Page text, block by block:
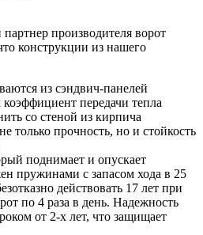
производителя ворот
конструкции из нашего
из сэндвич-панелей
передачи тепла
со стеной из кирпича
только прочность, но и стойкость
поднимает и опускает
пружинами с запасом хода в 25
действовать 17 лет при
по 4 раза в день. Надежность
от 2-х лет, что защищает